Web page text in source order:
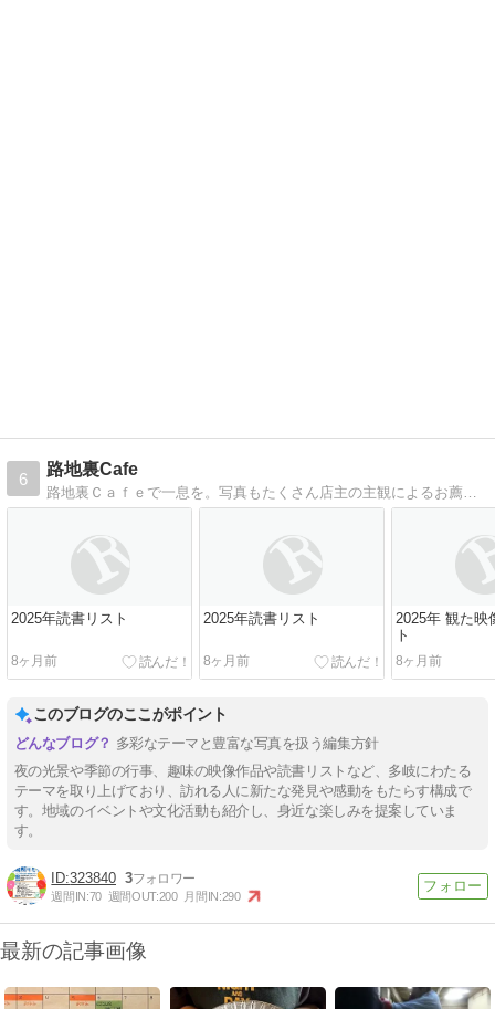
6
路地裏Cafe
2025年読書リスト
8ヶ月前
2025年読書リスト
8ヶ月前
2025年 観た映
ト
8ヶ月前
このブログのここがポイント
多彩なテーマと豊富な写真を扱う編集方針
夜の光景や季節の行事、趣味の映像作品や読書リストなど、多岐にわたる
テーマを取り上げており、訪れる人に新たな発見や感動をもたらす構成で
す。地域のイベントや文化活動も紹介し、身近な楽しみを提案していま
す。
323840 3
週間IN:70 週間OUT:200 月間IN:290
最新の記事画像